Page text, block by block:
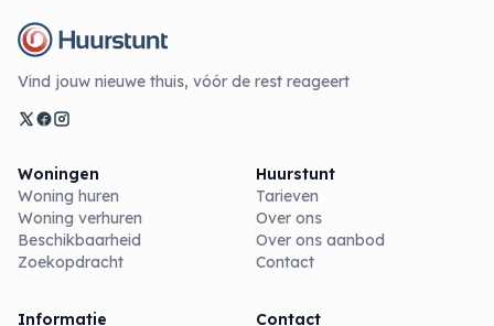
Vind jouw nieuwe thuis, vóór de rest reageert
Woningen
Woning huren
Woning verhuren
Beschikbaarheid
Zoekopdracht
Huurstunt
Tarieven
Over ons
Over ons aanbod
Contact
Informatie Contact